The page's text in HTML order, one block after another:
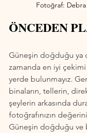
Fotoğraf: Debra
ÖNCEDEN
Güneşin doğduğu ya
zamanda en iyi
yerde bulunmayız.
binaların, tellerin,
şeylerin arkasında
fotoğrafınızın
Güneşin doğduğu ve